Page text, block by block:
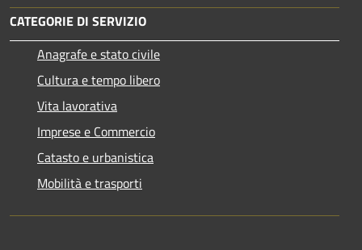
CATEGORIE DI SERVIZIO
Anagrafe e stato civile
Cultura e tempo libero
Vita lavorativa
Imprese e Commercio
Catasto e urbanistica
Mobilità e trasporti